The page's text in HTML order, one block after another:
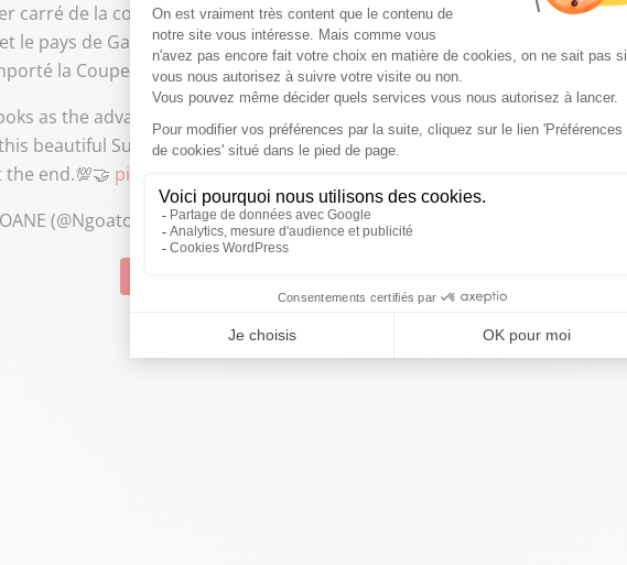
carré de la compétition verra s'affronter la Nouvelle-Zélande et
le pays de Galles face à l'Afrique du Sud (dimanche à 10h). Trois de ces
la Coupe du monde.
as the advanced to the semi-finals of Rugby🏉 World Cup🏆 2019
beautiful Sunday...!!!it was not a walk throughthe park...however the
end.💯🤝 pic.twitter.com/pyyajUSDX4
(@NgoatoSeloane)October 20, 2019